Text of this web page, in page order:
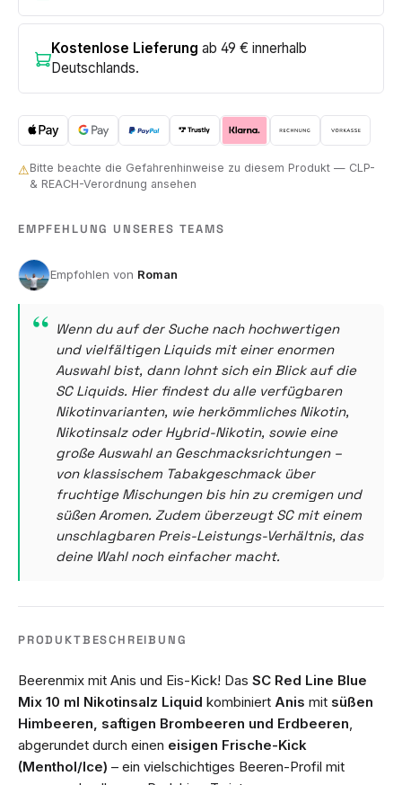
Kostenlose Lieferung ab 49 € innerhalb
Deutschlands.
⚠Bitte beachte die Gefahrenhinweise zu diesem Produkt — CLP-
& REACH-Verordnung ansehen
EMPFEHLUNG UNSERES TEAMS
Roman
Wenn du auf der Suche nach hochwertigen
und vielfältigen Liquids mit einer enormen
Auswahl bist, dann lohnt sich ein Blick auf die
SC Liquids. Hier findest du alle verfügbaren
Nikotinvarianten, wie herkömmliches Nikotin,
Nikotinsalz oder Hybrid-Nikotin, sowie eine
große Auswahl an Geschmacksrichtungen –
von klassischem Tabakgeschmack über
fruchtige Mischungen bis hin zu cremigen und
süßen Aromen. Zudem überzeugt SC mit einem
unschlagbaren Preis-Leistungs-Verhältnis, das
deine Wahl noch einfacher macht.
PRODUKTBESCHREIBUNG
Beerenmix mit Anis und Eis-Kick! Das SC Red Line Blue
Mix 10 ml Nikotinsalz Liquid kombiniert Anis mit süßen
Himbeeren, saftigen Brombeeren und Erdbeeren
abgerundet durch einen eisigen Frische-Kick
(Menthol/Ice) – ein vielschichtiges Beeren-Profil mit